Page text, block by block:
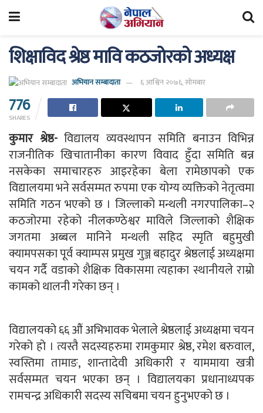
शिक्षाविद श्रेष्ठ मावि कठजोरको अध्यक्ष
अभियान सम्बादाता ६ आश्विन २०७६, सोमबार
776
SHARES
कुमार श्रेष्ठ-विद्यालय व्यवस्थापन समिति बनाउन विभिन्न
राजनीतिक खिचातानीका कारण विवाद हुँदा समिति बन्न
नसकेका समाचारहरु आइरहेका बेला रामेछापको एक
विद्यालयमा भने सर्वसम्मत रुपमा एक योग्य व्यक्तिको नेतृत्वमा
समिति गठन भएको छ । जिल्लाको मन्थली नगरपालिका–२
कठजोरमा रहेको नीलकण्ठेश्वर माविले जिल्लाको शैक्षिक
जगतमा अब्बल मानिने मन्थली सहिद स्मृति बहुमुखी
क्यामपसका पूर्व क्याम्पस प्रमुख गुञ्ज बहादुर श्रेष्ठलाई अध्यक्षमा
चयन गर्दै वडाको शैक्षिक विकासमा त्यहाका स्थानीयले राम्रो
कामको थालनी गरेका छन् ।
विद्यालयको ६६ औं अभिभावक भेलाले श्रेष्ठलाई अध्यक्षमा चयन
गरेको हो । त्यस्तै सदस्यहरुमा रामकुमार श्रेष्ठ, रमेश बरुवाल,
स्वस्तिमा तामाङ, शान्तादेवी अधिकारी र याममाया खत्री
सर्वसम्मत चयन भएका छन् । विद्यालयका प्रधानाध्यपक
रामचन्द्र अधिकारी सदस्य सचिबमा चयन हुनुभएको छ ।